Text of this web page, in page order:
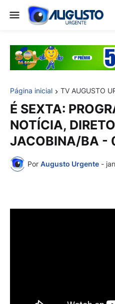
Página inicial TV AUGUSTO
É SEXTA:
NOTÍCIA,
JACOBINA/BA -
Por Augusto Urgente -